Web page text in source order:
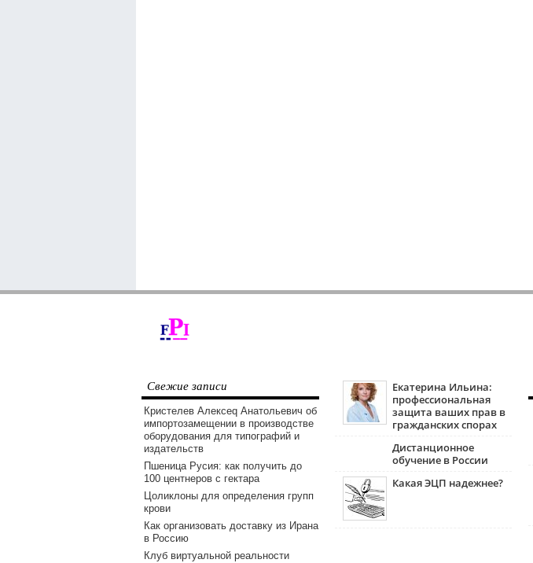
Свежие записи
Кристелев Алексеq Анатольевич об
импортозамещении в производстве
оборудования для типографий и
издательств
Пшеница Русия: как получить до
100 центнеров с гектара
Цоликлоны для определения групп
крови
Как организовать доставку из Ирана
в Россию
Клуб виртуальной реальности
Екатерина Ильина:
профессиональная
защита ваших прав в
гражданских спорах
Дистанционное
обучение в России
Какая ЭЦП надежнее?